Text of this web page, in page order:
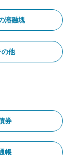
溶融塊
の他
券
帳